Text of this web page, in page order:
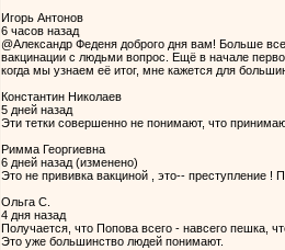
Игорь Антонов
6 часов назад
@Александр Феденя доброго дня вам! Больше
вакцинации с людьми вопрос. Ещё в начале
когда мы узнаем её итог, мне кажется для
Константин Николаев
5 дней назад
Эти тетки совершенно не понимают, что
Римма Георгиевна
6 дней назад (изменено)
Это не прививка вакциной , это-- преступление !
Ольга С.
4 дня назад
Получается, что Попова всего - навсего пешка,
Это уже большинство людей понимают.